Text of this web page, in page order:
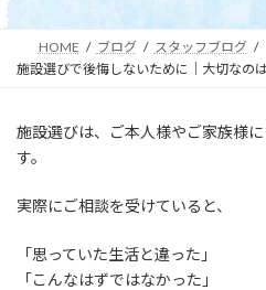
ッ
移
HOME ブログ
スタッフブログ
施設選びで後悔しないために｜大切なの
施設選びは、ご本人様やご家族様
す。
実際にご相談を受けていると、
「思っていた生活と違った」
「こんなはずではなかった」